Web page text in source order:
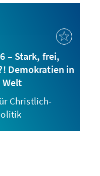
– Stark, frei,
Demokratien in
Christlich-